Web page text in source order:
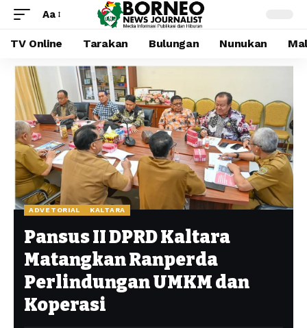
Aa
TV Online Tarakan Bulungan Nunukan
ADVETORIAL KALTARA
Pansus II DPRD Kaltara
Matangkan Ranperda
Perlindungan UMKM dan
Koperasi